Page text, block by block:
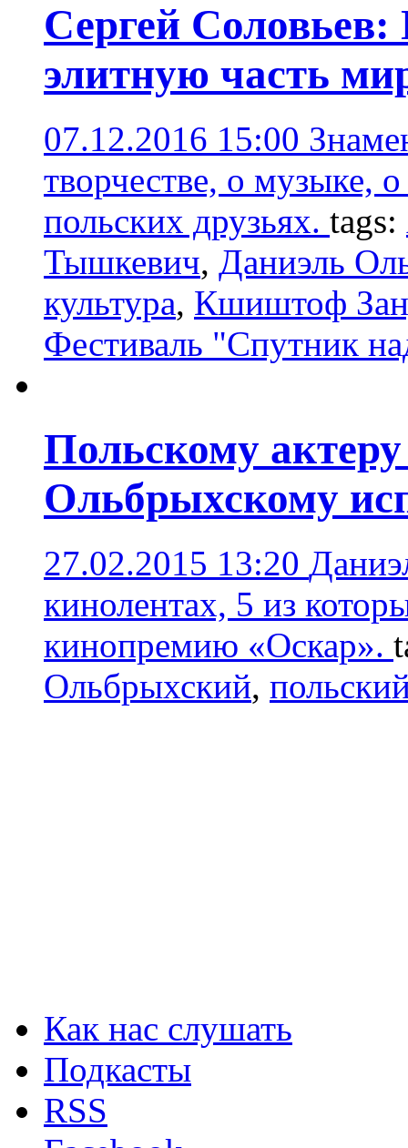
Сергей
элитную часть
07.12.2016 15:00
творчестве, о музыке,
польских друзьях. tags:
Тышкевич, Даниэль
культура, Кшиштоф
Фестиваль "Спутник
Польскому
Ольбрыхскому
27.02.2015 13:20
кинолентах, 5 из
кинопремию «Оскар».
Ольбрыхский,
Как нас слушать
Подкасты
RSS